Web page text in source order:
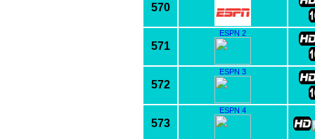
570
571
ESPN 2
572
ESPN 3
573
ESPN 4